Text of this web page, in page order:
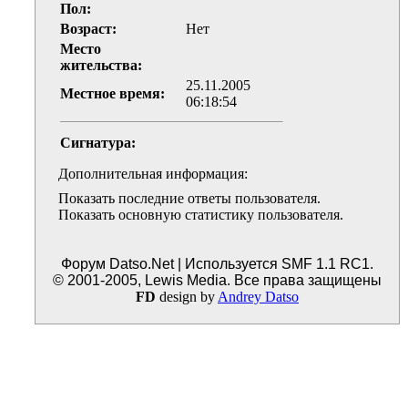
Пол:
Возраст:
Нет
Место
жительства:
Местное время:
25.11.2005
06:18:54
Сигнатура:
Дополнительная информация:
Показать последние ответы пользователя.
Показать основную статистику пользователя.
Форум Datso.Net | Используется SMF 1.1 RC1.
© 2001-2005, Lewis Media. Все права защищены
FD design by Andrey Datso